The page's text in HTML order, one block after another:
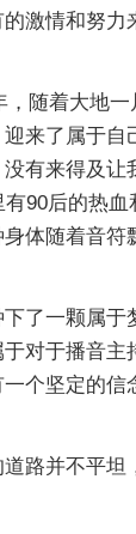
激情和努力
随着大地
来了属于自
有来得及让
90后的热
体随着音符
了一颗属于
对于播音主
个坚定的信
路并不平坦